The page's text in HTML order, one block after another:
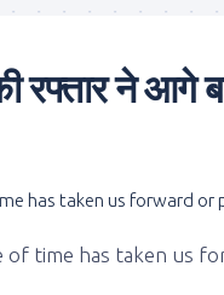
रफ्तार ने आगे
of time has taken us